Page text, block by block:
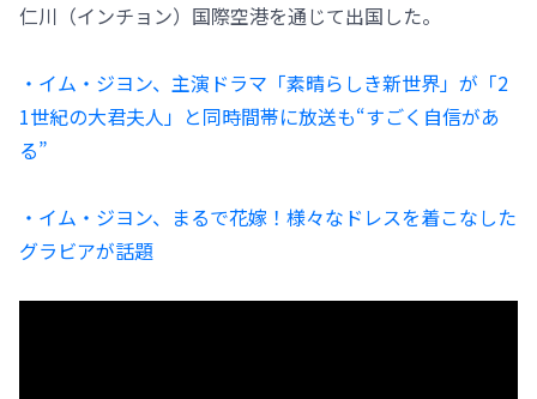
仁川（インチョン）国際空港を通じて出国した。
・イム・ジヨン、主演ドラマ「素晴らしき新世界」が「2
1世紀の大君夫人」と同時間帯に放送も“すごく自信があ
る”
・イム・ジヨン、まるで花嫁！様々なドレスを着こなした
グラビアが話題